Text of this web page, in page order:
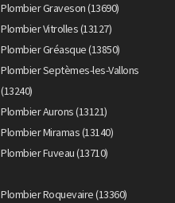
Plombier Graveson (13690)
Plombier Vitrolles (13127)
Plombier Gréasque (13850)
Plombier Septèmes-les-Vallons
(13240)
Plombier Aurons (13121)
Plombier Miramas (13140)
Plombier Fuveau (13710)
Plombier Roquevaire (13360)